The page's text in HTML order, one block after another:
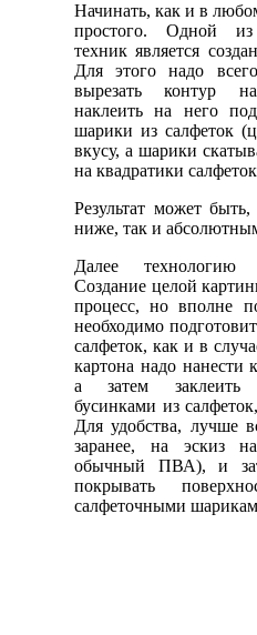
Начинать, как и в
простого. Одной
техник является
Для этого надо
вырезать контур
наклеить на него
шарики из салфеток
вкусу, а шарики
на квадратики
Результат может
ниже, так и
Далее технологию
Создание целой
процесс, но вполне
необходимо
салфеток, как и в
картона надо нанести
а затем заклеить
бусинками из
Для удобства, лучше
заранее, на эскиз
обычный ПВА), и
покрывать
салфеточными